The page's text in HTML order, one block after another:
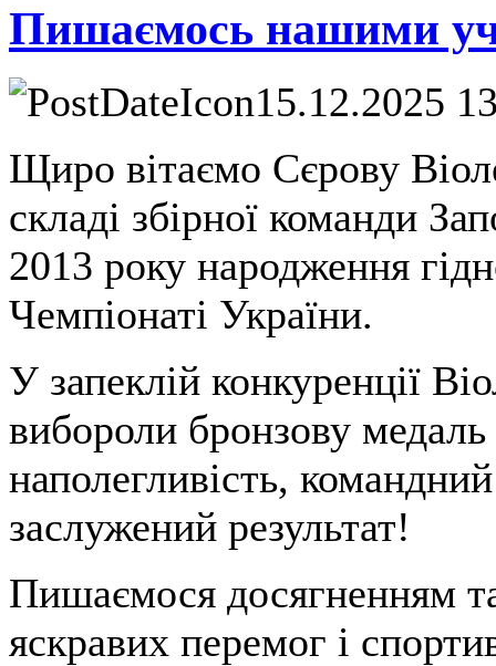
Пишаємось нашими
15.12.2025
Щиро вітаємо Сєрову
складі збірної команди
2013 року народження
Чемпіонаті України.
У запеклій конкуренції
вибороли бронзову
наполегливість,
заслужений результат!
Пишаємося досягненням
яскравих перемог і